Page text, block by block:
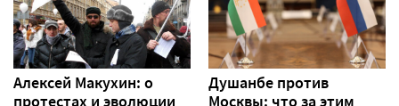
Алексей Макуxин: о
протестаx и эволюции
Душанбе против
Москвы: что за этим